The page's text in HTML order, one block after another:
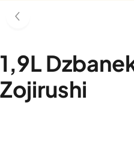
1,9L
Zojirushi